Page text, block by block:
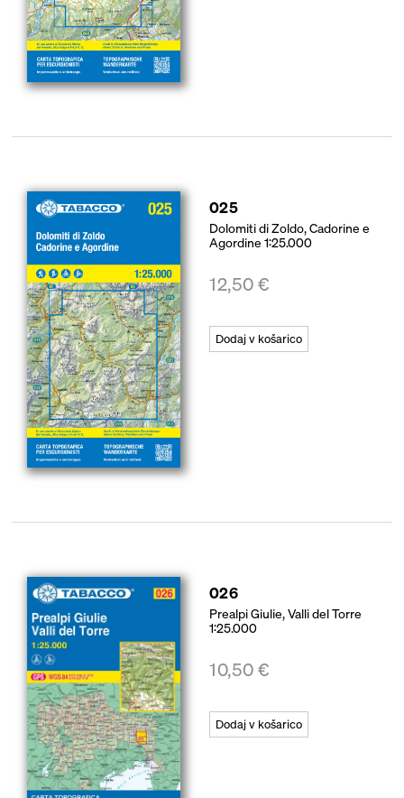
025
Dolomiti di Zoldo, Cadorine e
Agordine 1:25.000
12,50€
Dodaj v košarico
026
Prealpi Giulie, Valli del Torre
1:25.000
10,50€
Dodaj v košarico